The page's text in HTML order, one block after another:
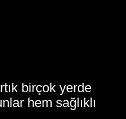
birçok yerde
hem sağlıklı